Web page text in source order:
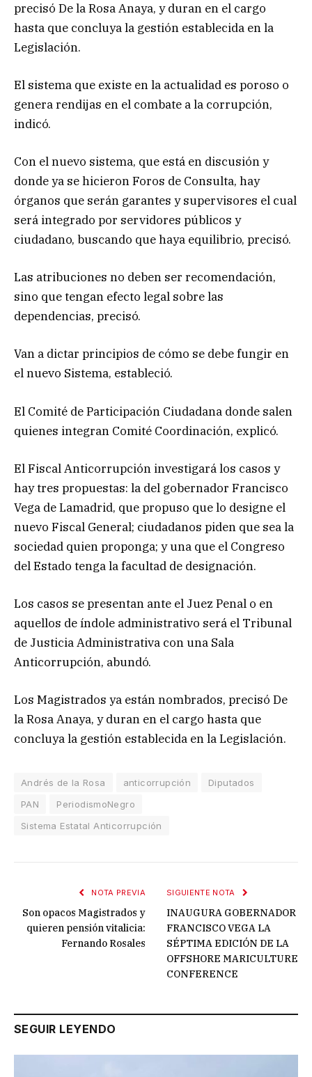
precisó De la Rosa Anaya, y duran en el cargo
hasta que concluya la gestión establecida en la
Legislación.
El sistema que existe en la actualidad es poroso o
genera rendijas en el combate a la corrupción,
indicó.
Con el nuevo sistema, que está en discusión y
donde ya se hicieron Foros de Consulta, hay
órganos que serán garantes y supervisores el cual
será integrado por servidores públicos y
ciudadano, buscando que haya equilibrio, precisó.
Las atribuciones no deben ser recomendación,
sino que tengan efecto legal sobre las
dependencias, precisó.
Van a dictar principios de cómo se debe fungir en
el nuevo Sistema, estableció.
El Comité de Participación Ciudadana donde salen
quienes integran Comité Coordinación, explicó.
El Fiscal Anticorrupción investigará los casos y
hay tres propuestas: la del gobernador Francisco
Vega de Lamadrid, que propuso que lo designe el
nuevo Fiscal General; ciudadanos piden que sea la
sociedad quien proponga; y una que el Congreso
del Estado tenga la facultad de designación.
Los casos se presentan ante el Juez Penal o en
aquellos de índole administrativo será el Tribunal
de Justicia Administrativa con una Sala
Anticorrupción, abundó.
Los Magistrados ya están nombrados, precisó De
la Rosa Anaya, y duran en el cargo hasta que
concluya la gestión establecida en la Legislación.
Andrés de la Rosa anticorrupción
Diputados
PAN
PeriodismoNegro
Sistema Estatal Anticorrupción
NOTA PREVIA
Son opacos Magistrados y
quieren pensión vitalicia:
Fernando Rosales
SIGUIENTE NOTA
INAUGURA GOBERNADOR
FRANCISCO VEGA LA
SÉPTIMA EDICIÓN DE LA
OFFSHORE MARICULTURE
CONFERENCE
SEGUIR LEYENDO